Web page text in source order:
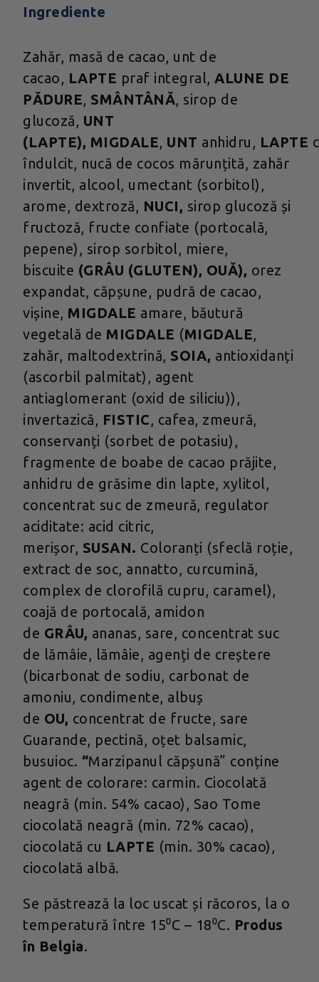
Ingrediente
Zahăr, masă de cacao, unt de
cacao, LAPTE praf integral, ALUNE DE
PĂDURE, SMÂNTÂNĂ, sirop de
glucoză, UNT
(LAPTE), MIGDALE, UNT anhidru, LAPTE
îndulcit, nucă de cocos mărunțită, zahăr
invertit, alcool, umectant (sorbitol),
arome, dextroză, NUCI, sirop glucoză și
fructoză, fructe confiate (portocală,
pepene), sirop sorbitol, miere,
biscuite (GRÂU (GLUTEN), OUĂ), orez
expandat, căpșune, pudră de cacao,
vișine, MIGDALE amare, băutură
vegetală de MIGDALE (MIGDALE,
zahăr, maltodextrină, SOIA, antioxidanți
(ascorbil palmitat), agent
antiaglomerant (oxid de siliciu)),
invertazică, FISTIC, cafea, zmeură,
conservanți (sorbet de potasiu),
fragmente de boabe de cacao prăjite,
anhidru de grăsime din lapte, xylitol,
concentrat suc de zmeură, regulator
aciditate: acid citric,
merișor, SUSAN. Coloranți (sfeclă roție,
extract de soc, annatto, curcumină,
complex de clorofilă cupru, caramel),
coajă de portocală, amidon
de GRÂU, ananas, sare, concentrat suc
de lămâie, lămâie, agenți de creștere
(bicarbonat de sodiu, carbonat de
amoniu, condimente, albuș
de OU, concentrat de fructe, sare
Guarande, pectină, oțet balsamic,
busuioc. “Marzipanul căpșună” conține
agent de colorare: carmin. Ciocolată
neagră (min. 54% cacao), Sao Tome
ciocolată neagră (min. 72% cacao),
ciocolată cu LAPTE (min. 30% cacao),
ciocolată albă.
Se păstrează la loc uscat și răcoros, la o
temperatură între 15⁰C – 18⁰C. Produs
în Belgia.